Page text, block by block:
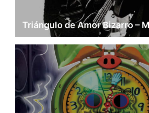
Triángulo de Amor Bizarro –